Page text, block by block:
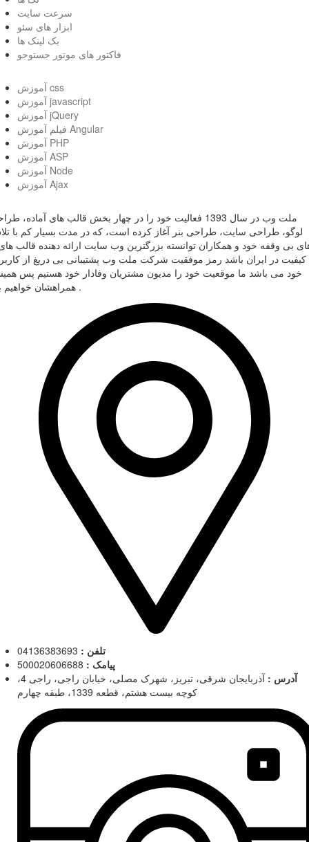
سرعت سایت
ابزار های سئو
بک لینک ها
فاکتور های موتور جستوجو
آموزش css
آموزش javascript
آموزش jQuery
فیلم آموزش Angular
آموزش PHP
آموزش ASP
آموزش Node
آموزش Ajax
ملت وب در سال 1393 فعالیت خود را در چهار بخش قالب های آماده،
لوگو، طراحی سایت، طراحی بنر آغاز کرده است، که در مدت بسیار کم با
بی وقفه خود و همکاران توانسته بزرگترین وب سایت ارائه دهنده قالب
کیفیت در ایران باشد رمز موفقیت شرکت ملت وب پشتیبانی بی دریغ از
خود می باشد ما موقعیت خود را مدیون مشتریان وفادار خود هستیم پس
همراهشان خواهیم بود .
تلفن :
پیامک :
آدرس :
آذربایجان شرقی، تبریز، شهرک مصلی، خیابان راجی، راجی 4،
کوچه بیست هشتم، قطعه 1339، طبقه چهارم